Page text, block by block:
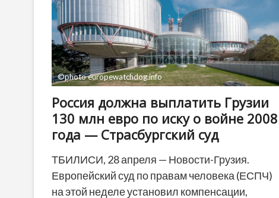
©photo europewatchdog.info
Россия должна выплатить Грузии
130 млн евро по иску о войне 2008
года — Страсбургский суд
ТБИЛИСИ, 28 апреля — Новости-Грузия.
Европейский суд по правам человека (ЕСПЧ)
на этой неделе установил компенсации,